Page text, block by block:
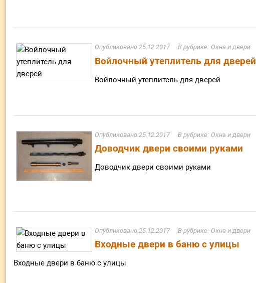
25.12.2017 Окна и двери
Войлочный утеплитель для дверей
Войлочный утеплитель для дверей
25.12.2017 Окна и двери
Доводчик двери своими руками
Доводчик двери своими руками
25.12.2017 Окна и двери
Входные двери в баню с улицы
Входные двери в баню с улицы